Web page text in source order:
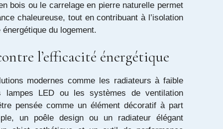
bois ou le carrelage en pierre naturelle permet
chaleureuse, tout en contribuant à l’isolation
du logement.
l’efficacité énergétique
modernes comme les radiateurs à faible
lampes LED ou les systèmes de ventilation
pensée comme un élément décoratif à part
un poêle design ou un radiateur élégant